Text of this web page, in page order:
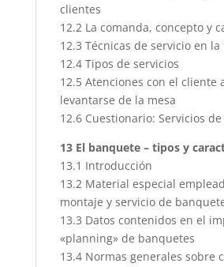
clientes
12.2 La comanda, concepto y
12.3 Técnicas de servicio en
12.4 Tipos de servicios
12.5 Atenciones con el cliente
levantarse de la mesa
12.6 Cuestionario: Servicios de
13 El banquete – tipos y
13.1 Introducción
13.2 Material especial
montaje y servicio de
13.3 Datos contenidos en el
«planning» de banquetes
13.4 Normas generales sobre